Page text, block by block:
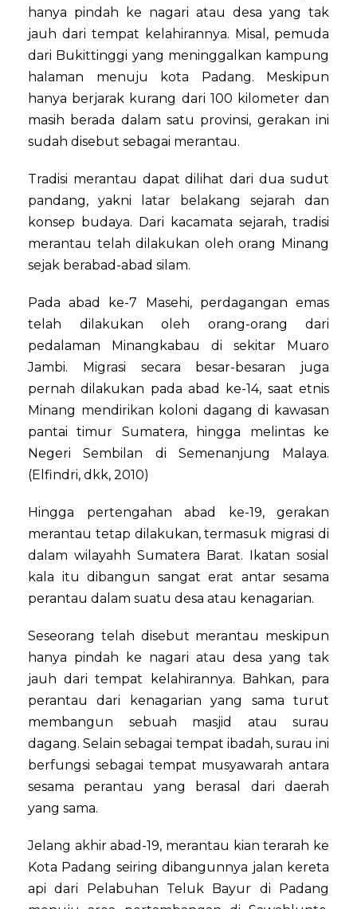
hanya pindah ke nagari atau desa yang tak
jauh dari tempat kelahirannya. Misal, pemuda
dari Bukittinggi yang meninggalkan kampung
halaman menuju kota Padang. Meskipun
hanya berjarak kurang dari 100 kilometer dan
masih berada dalam satu provinsi, gerakan ini
sudah disebut sebagai merantau.
Tradisi merantau dapat dilihat dari dua sudut
pandang, yakni latar belakang sejarah dan
konsep budaya. Dari kacamata sejarah, tradisi
merantau telah dilakukan oleh orang Minang
sejak berabad-abad silam.
Pada abad ke-7 Masehi, perdagangan emas
telah dilakukan oleh orang-orang dari
pedalaman Minangkabau di sekitar Muaro
Jambi. Migrasi secara besar-besaran juga
pernah dilakukan pada abad ke-14, saat etnis
Minang mendirikan koloni dagang di kawasan
pantai timur Sumatera, hingga melintas ke
Negeri Sembilan di Semenanjung Malaya.
(Elfindri, dkk, 2010)
Hingga pertengahan abad ke-19, gerakan
merantau tetap dilakukan, termasuk migrasi di
dalam wilayahh Sumatera Barat. Ikatan sosial
kala itu dibangun sangat erat antar sesama
perantau dalam suatu desa atau kenagarian.
Seseorang telah disebut merantau meskipun
hanya pindah ke nagari atau desa yang tak
jauh dari tempat kelahirannya. Bahkan, para
perantau dari kenagarian yang sama turut
membangun sebuah masjid atau surau
dagang. Selain sebagai tempat ibadah, surau ini
berfungsi sebagai tempat musyawarah antara
sesama perantau yang berasal dari daerah
yang sama.
Jelang akhir abad-19, merantau kian terarah ke
Kota Padang seiring dibangunnya jalan kereta
api dari Pelabuhan Teluk Bayur di Padang